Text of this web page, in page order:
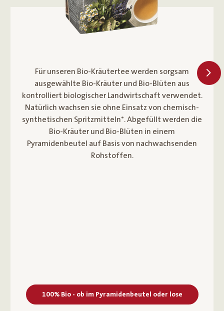
Für unseren Bio-Kamillentee werden sorgsam
ausgewählte Bio-Kamillenblüten aus kontrolliert
biologischer Landwirtschaft verwendet. Dabei
werden ganze Bio-Kamillenblüten in einem
Pyramidenbeutel auf Basis von nachwachsenden
Rohstoffen abgefüllt.
100% Bio - ob im Pyramidenbeutel oder lose